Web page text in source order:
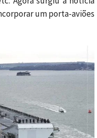
um porta-aviões